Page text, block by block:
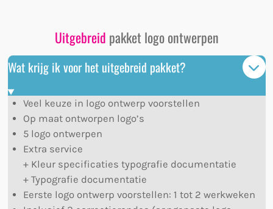
Uitgebreid pakket logo ontwerpen
Wat krijg ik voor het uitgebreid pakket?
Veel keuze in logo ontwerp voorstellen
Op maat ontworpen logo’s
5 logo ontwerpen
Extra service
+ Kleur specificaties typografie documentatie
+ Typografie documentatie
Eerste logo ontwerp voorstellen: 1 tot 2 werkweken